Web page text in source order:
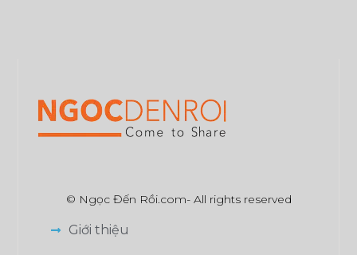
© Ngọc Đến Rồi.com- All rights reserved
Giới thiệu